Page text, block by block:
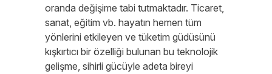
oranda değişime tabi tutmaktadır. Ticaret,
sanat, eğitim vb. hayatın hemen tüm
yönlerini etkileyen ve tüketim güdüsünü
kışkırtıcı bir özelliği bulunan bu teknolojik
gelişme, sihirli gücüyle adeta bireyi